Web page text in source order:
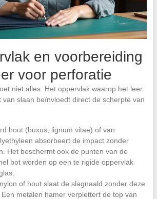
en voorbereiding
voor perforatie
niet alles. Het oppervlak waarop het leer
van slaan beïnvloedt direct de scherpte van
hout (buxus, lignum vitae) of van
absorbeert de impact zonder
Het beschermt ook de punten van de
bot worden op een te rigide oppervlak
of hout slaat de slagnaald zonder deze
metalen hamer verplettert de top van